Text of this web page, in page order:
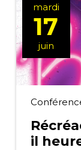
il
mardi
17
juin